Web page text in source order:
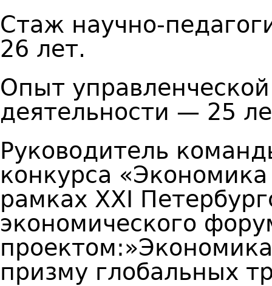
Стаж научно-
26 лет.
Опыт
деятельности — 25
Руководитель
конкурса
рамках XXI
экономического
призму глобальных